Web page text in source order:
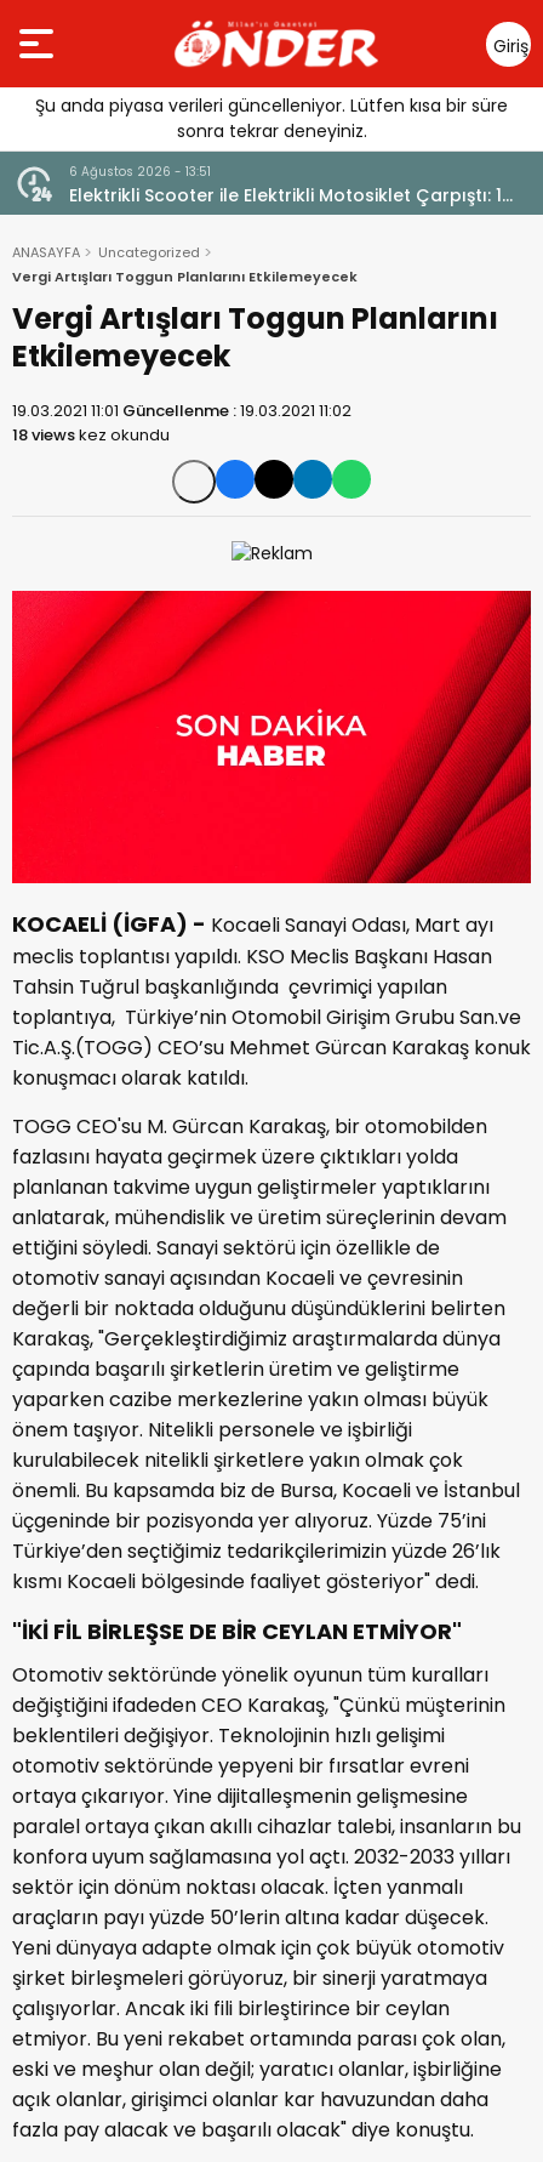
Giriş
Yap
Şu anda piyasa verileri güncelleniyor. Lütfen kısa bir süre
sonra tekrar deneyiniz.
6 Ağustos 2026 - 13:51
Elektrikli Scooter ile Elektrikli Motosiklet Çarpıştı: 1
Yaralı
ANASAYFA
Uncategorized
Vergi Artışları Toggun Planlarını Etkilemeyecek
Vergi Artışları Toggun Planlarını
Etkilemeyecek
19.03.2021 11:01 Güncellenme :19.03.2021 11:02
18 viewskez okundu
KOCAELİ (İGFA) - Kocaeli Sanayi Odası, Mart ayı
meclis toplantısı yapıldı. KSO Meclis Başkanı Hasan
Tahsin Tuğrul başkanlığında çevrimiçi yapılan
toplantıya, Türkiye’nin Otomobil Girişim Grubu San.ve
Tic.A.Ş.(TOGG) CEO’su Mehmet Gürcan Karakaş konuk
konuşmacı olarak katıldı.
TOGG CEO'su M. Gürcan Karakaş, bir otomobilden
fazlasını hayata geçirmek üzere çıktıkları yolda
planlanan takvime uygun geliştirmeler yaptıklarını
anlatarak, mühendislik ve üretim süreçlerinin devam
ettiğini söyledi. Sanayi sektörü için özellikle de
otomotiv sanayi açısından Kocaeli ve çevresinin
değerli bir noktada olduğunu düşündüklerini belirten
Karakaş, "Gerçekleştirdiğimiz araştırmalarda dünya
çapında başarılı şirketlerin üretim ve geliştirme
yaparken cazibe merkezlerine yakın olması büyük
önem taşıyor. Nitelikli personele ve işbirliği
kurulabilecek nitelikli şirketlere yakın olmak çok
önemli. Bu kapsamda biz de Bursa, Kocaeli ve İstanbul
üçgeninde bir pozisyonda yer alıyoruz. Yüzde 75’ini
Türkiye’den seçtiğimiz tedarikçilerimizin yüzde 26’lık
kısmı Kocaeli bölgesinde faaliyet gösteriyor" dedi.
"İKİ FİL BİRLEŞSE DE BİR CEYLAN ETMİYOR"
Otomotiv sektöründe yönelik oyunun tüm kuralları
değiştiğini ifadeden CEO Karakaş, "Çünkü müşterinin
beklentileri değişiyor. Teknolojinin hızlı gelişimi
otomotiv sektöründe yepyeni bir fırsatlar evreni
ortaya çıkarıyor. Yine dijitalleşmenin gelişmesine
paralel ortaya çıkan akıllı cihazlar talebi, insanların bu
konfora uyum sağlamasına yol açtı. 2032-2033 yılları
sektör için dönüm noktası olacak. İçten yanmalı
araçların payı yüzde 50’lerin altına kadar düşecek.
Yeni dünyaya adapte olmak için çok büyük otomotiv
şirket birleşmeleri görüyoruz, bir sinerji yaratmaya
çalışıyorlar. Ancak iki fili birleştirince bir ceylan
etmiyor. Bu yeni rekabet ortamında parası çok olan,
eski ve meşhur olan değil; yaratıcı olanlar, işbirliğine
açık olanlar, girişimci olanlar kar havuzundan daha
fazla pay alacak ve başarılı olacak" diye konuştu.